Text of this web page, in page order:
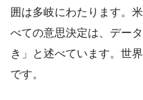
囲は多岐にわたります。
べての意思決定は、デー
き」と述べています。世
です。